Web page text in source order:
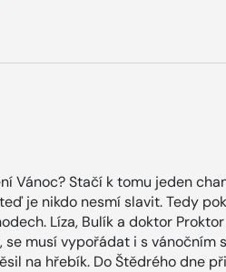
Vánoc? Stačí k tomu jeden
je nikdo nesmí slavit. Tedy
Líza, Bulík a doktor
se musí vypořádat i s vánočním
na hřebík. Do Štědrého dne